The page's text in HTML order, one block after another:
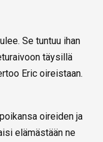
Se tuntuu ihan
täysillä
Eric oireistaan.
oireiden ja
elämästään ne